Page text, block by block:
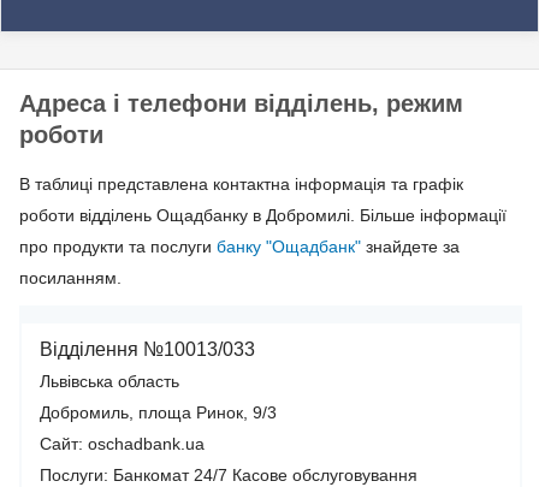
Адреса і телефони відділень, режим
роботи
В таблиці представлена контактна інформація та графік
роботи відділень Ощадбанку в Добромилі. Більше інформації
про продукти та послуги банку "Ощадбанк" знайдете за
посиланням.
Відділення №10013/033
Львівська область
Добромиль, площа Ринок, 9/3
Сайт: oschadbank.ua
Послуги: Банкомат 24/7 Касове обслуговування